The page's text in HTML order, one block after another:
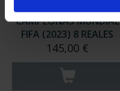
CAMPEONAS MUNDIAL
FIFA (2023) 8 REALES
145,00 €